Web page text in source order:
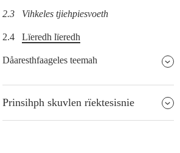
2.3 Vihkeles tjiehpiesvoeth
2.4 Lïeredh lïeredh
Dåaresthfaageles teemah
Prinsihph skuvlen rïektesisnie